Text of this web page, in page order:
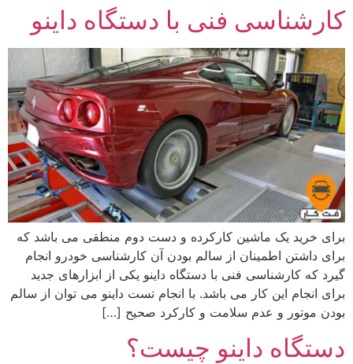
کارشناسی فنی با دستگاه داینو
برای خرید یک ماشین کارکرده و دست دوم منطقی می باشد که
برای داشتن اطمینان از سالم بودن آن کارشناسی خودرو انجام
گیرد که کارشناسی فنی با دستگاه داینو یکی از ابزارهای جدید
برای انجام این کار می باشد. با انجام تست داینو می توان از سالم
بودن موتور و عدم سلامت و کارکرد صحیح […]
دستگاه داینو چیست؟